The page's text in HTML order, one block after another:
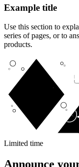
Example title
Use this section to
series of pages, or to
products.
Limited time
Announce